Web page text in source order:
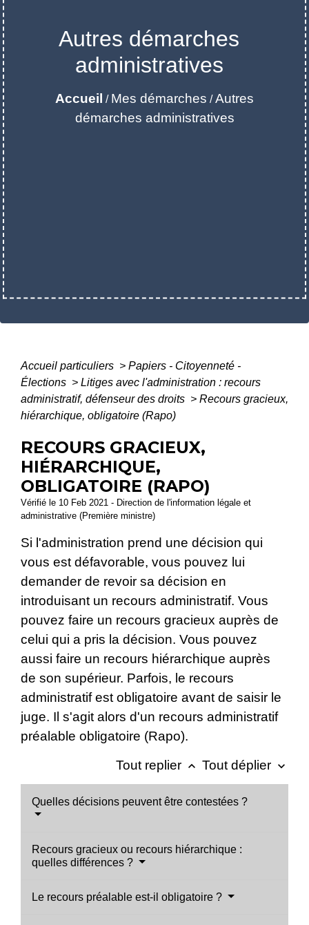
Autres démarches
administratives
Accueil / Mes démarches /Autres
démarches administratives
Accueil particuliers > Papiers - Citoyenneté -
Élections > Litiges avec l'administration : recours
administratif, défenseur des droits > Recours gracieux,
hiérarchique, obligatoire (Rapo)
RECOURS GRACIEUX,
HIÉRARCHIQUE,
OBLIGATOIRE (RAPO)
Vérifié le 10 Feb 2021 - Direction de l'information légale et
administrative (Première ministre)
Si l'administration prend une décision qui
vous est défavorable, vous pouvez lui
demander de revoir sa décision en
introduisant un recours administratif. Vous
pouvez faire un recours gracieux auprès de
celui qui a pris la décision. Vous pouvez
aussi faire un recours hiérarchique auprès
de son supérieur. Parfois, le recours
administratif est obligatoire avant de saisir le
juge. Il s'agit alors d'un recours administratif
préalable obligatoire (Rapo).
Tout replier keyboard_arrow_up Tout déplier keyboard_arrow_down
Quelles décisions peuvent être contestées ?
Recours gracieux ou recours hiérarchique :
quelles différences ?
Le recours préalable est-il obligatoire ?